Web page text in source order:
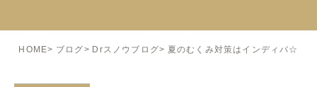
HOME ブログ Drスノウブログ 夏のむくみ対策はインディバ☆